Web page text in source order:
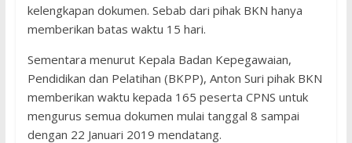
kelengkapan dokumen. Sebab dari pihak BKN hanya
memberikan batas waktu 15 hari.
Sementara menurut Kepala Badan Kepegawaian,
Pendidikan dan Pelatihan (BKPP), Anton Suri pihak BKN
memberikan waktu kepada 165 peserta CPNS untuk
mengurus semua dokumen mulai tanggal 8 sampai
dengan 22 Januari 2019 mendatang.